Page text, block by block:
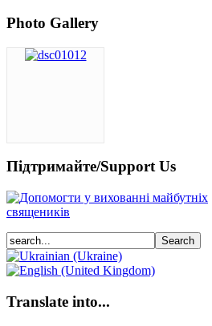
Photo Gallery
Підтримайте/Support Us
Translate into...